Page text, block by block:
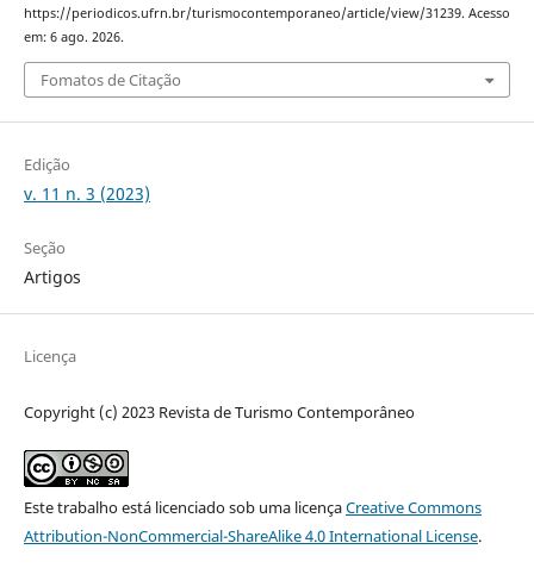
https://periodicos.ufrn.br/turismocontemporaneo/article/view/31239. Acesso
em: 6 ago. 2026.
Fomatos de Citação
Edição
v. 11 n. 3 (2023)
Seção
Artigos
Licença
Copyright (c) 2023 Revista de Turismo Contemporâneo
Este trabalho está licenciado sob uma licençaCreative Commons
Attribution-NonCommercial-ShareAlike 4.0 International License.